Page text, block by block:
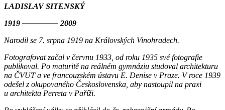
LADISLAV SITENSKÝ
1919 ––––––––– 2009
Narodil se 7. srpna 1919 na Královských Vinohradech.
Fotografovat začal v červnu 1933, od roku 1935 své fotografie
publikoval. Po maturitě na reálném gymnáziu studoval architekturu
na ČVUT a ve francouzském ústavu E. Denise v Praze. V roce 1939
odešel z okupovaného Československa, aby nastoupil na praxi
u architekta Perreta v Paříži.